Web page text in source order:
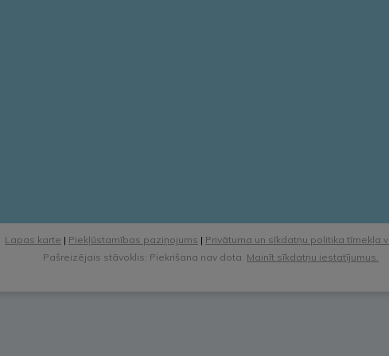
Lapas karte | Piekļūstamības paziņojums | Privātuma un sīkdatņu politika tīmekļa
Pašreizējais stāvoklis: Piekrišana nav dota. Mainīt sīkdatņu iestatījumus.